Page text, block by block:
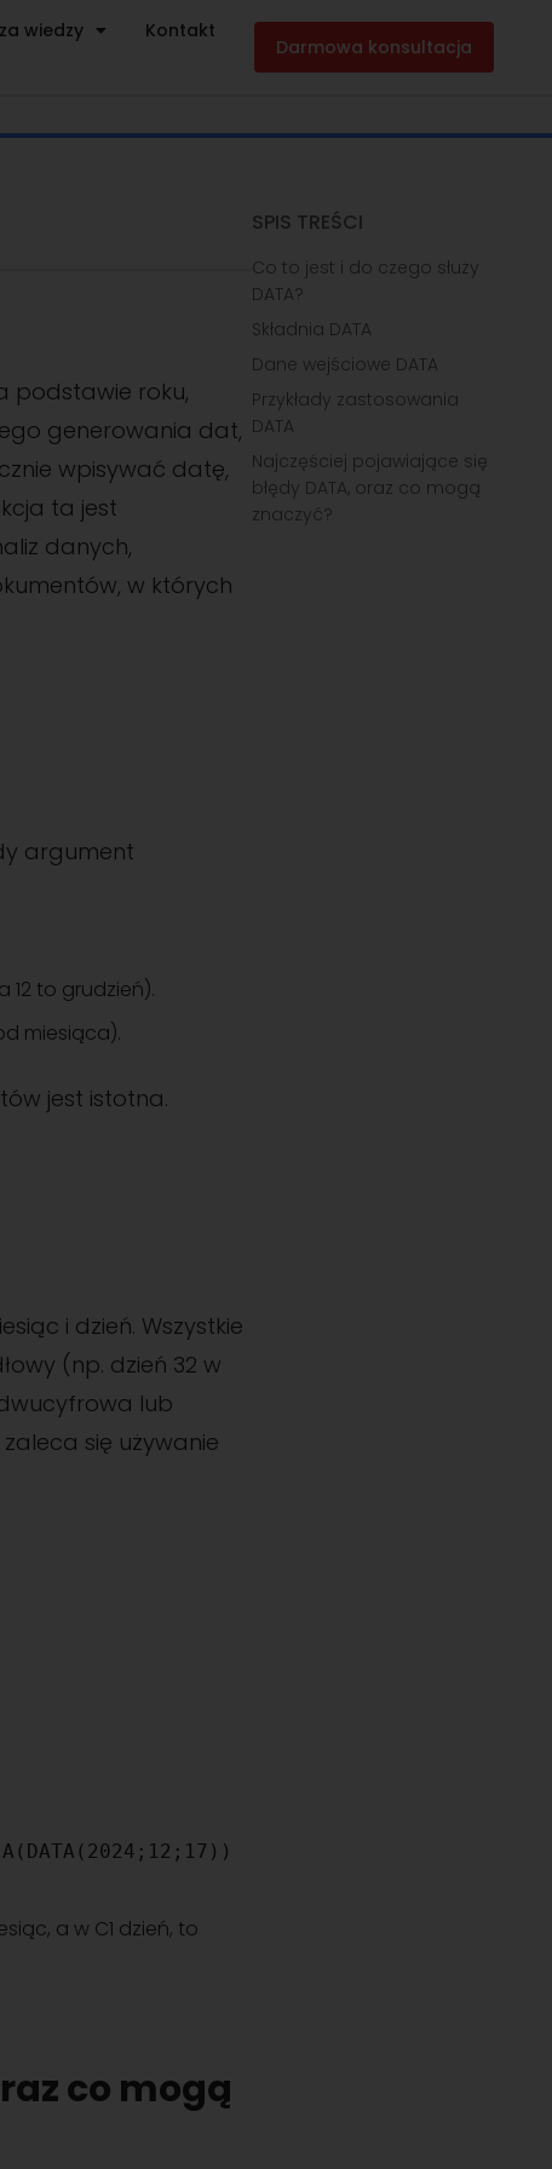
wiedzy Kontakt
Darmowa konsultacja
podstawie roku,
generowania dat,
wpisywać datę,
ta jest
danych,
w których
argument
12 to grudzień).
miesiąca).
jest istotna.
i dzień. Wszystkie
(np. dzień 32 w
lub
się używanie
a w C1 dzień, to
co mogą
SPIS TREŚCI
Co to jest i do czego służy
DATA?
Składnia DATA
Dane wejściowe DATA
Przykłady zastosowania
DATA
Najczęściej pojawiające się
błędy DATA, oraz co mogą
znaczyć?